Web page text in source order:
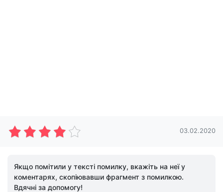
03.02.2020
Якщо помітили у тексті помилку, вкажіть на неї у
коментарях, скопіювавши фрагмент з помилкою.
Вдячні за допомогу!